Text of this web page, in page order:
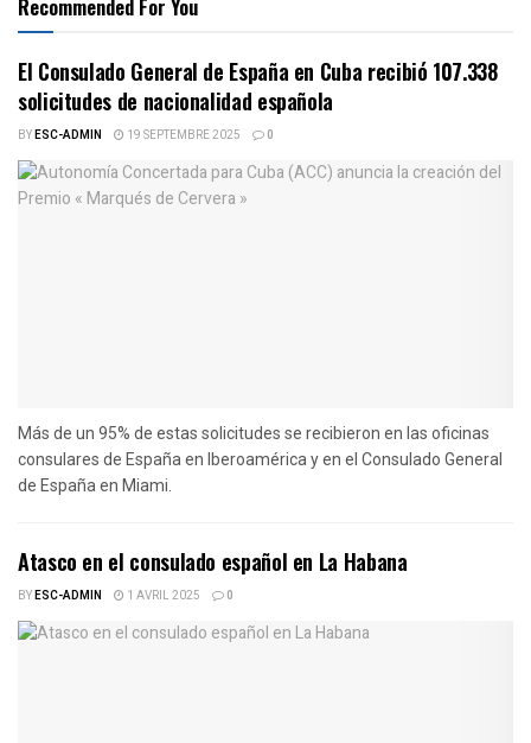
Recommended For You
El Consulado General de España en Cuba recibió 107.338
solicitudes de nacionalidad española
BYESC-ADMIN 19 SEPTEMBRE 2025 0
Más de un 95% de estas solicitudes se recibieron en las oficinas
consulares de España en Iberoamérica y en el Consulado General
de España en Miami.
Atasco en el consulado español en La Habana
BYESC-ADMIN 1 AVRIL 2025 0